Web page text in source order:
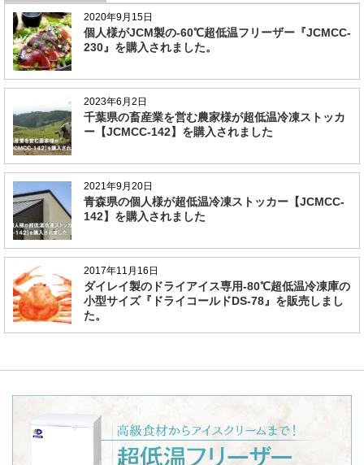
2020年9月15日
個人様がJCM製の-60℃超低温フリーザー『JCMCC-
230』を購入されました。
2023年6月2日
千葉県の畜産業を営む農家様が超低温冷凍ストッカ
ー【JCMCC-142】を購入されました
2021年9月20日
青森県の個人様が超低温冷凍ストッカー【JCMCC-
142】を購入されました
2017年11月16日
ダイレイ製のドライアイス専用-80℃超低温冷凍庫の
小型サイズ『ドライコールドDS-78』を販売しまし
た。